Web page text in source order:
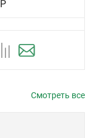
Р
Смотреть все